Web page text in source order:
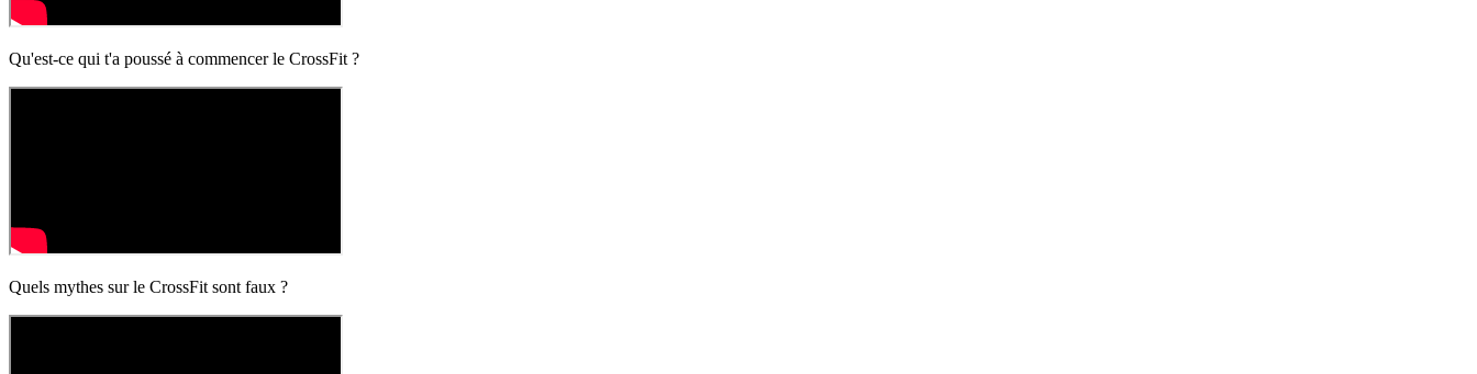
Qu'est-ce qui t'a poussé à commencer le CrossFit ?
Quels mythes sur le CrossFit sont faux ?